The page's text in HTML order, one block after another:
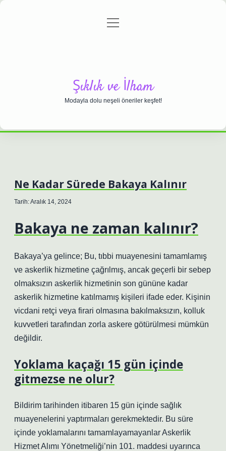
Gizlilik Politikası
menüyü
Şıklık ve İlham
Modayla dolu neşeli öneriler keşfet!
Ne Kadar Sürede Bakaya Kalınır
Tarih: Aralık 14, 2024
Bakaya ne zaman kalınır?
Bakaya’ya gelince; Bu, tıbbi muayenesini tamamlamış
ve askerlik hizmetine çağrılmış, ancak geçerli bir sebep
olmaksızın askerlik hizmetinin son gününe kadar
askerlik hizmetine katılmamış kişileri ifade eder. Kişinin
vicdani retçi veya firari olmasına bakılmaksızın, kolluk
kuvvetleri tarafından zorla askere götürülmesi mümkün
değildir.
Yoklama kaçağı 15 gün içinde
gitmezse ne olur?
Bildirim tarihinden itibaren 15 gün içinde sağlık
muayenelerini yaptırmaları gerekmektedir. Bu süre
içinde yoklamalarını tamamlayamayanlar Askerlik
Hizmet Alımı Yönetmeliği’nin 101. maddesi uyarınca